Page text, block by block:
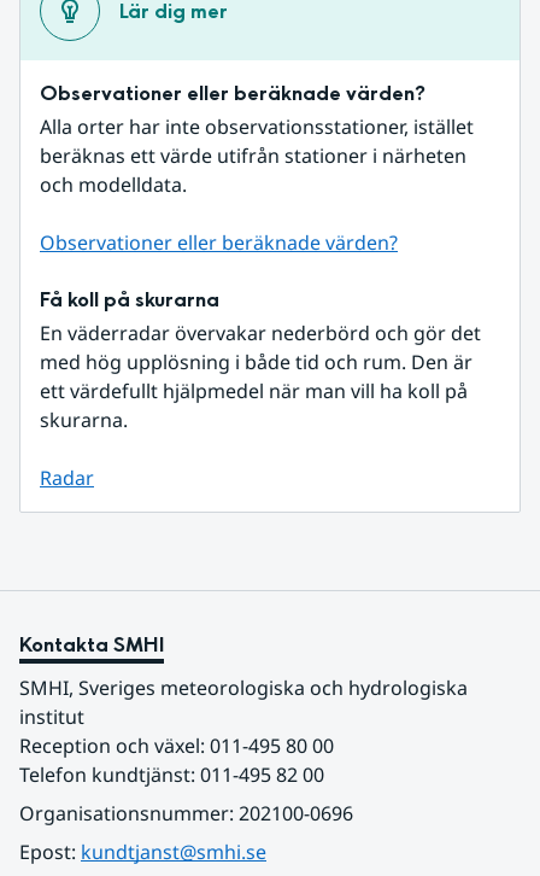
Lär dig mer
Observationer eller beräknade värden?
Alla orter har inte observationsstationer, istället
beräknas ett värde utifrån stationer i närheten
och modelldata.
Observationer eller beräknade värden?
Få koll på skurarna
En väderradar övervakar nederbörd och gör det
med hög upplösning i både tid och rum. Den är
ett värdefullt hjälpmedel när man vill ha koll på
skurarna.
Radar
Kontakta SMHI
SMHI, Sveriges meteorologiska och hydrologiska
institut
Reception och växel: 011-495 80 00
Telefon kundtjänst: 011-495 82 00
Organisationsnummer: 202100-0696
Epost: kundtjanst@smhi.se